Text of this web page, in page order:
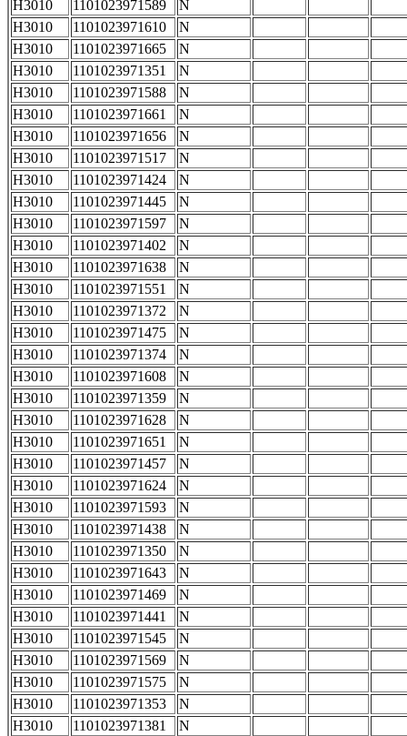
H3010
1101023971589
N
H3010
1101023971610
N
H3010
1101023971665
N
H3010
1101023971351
N
H3010
1101023971588
N
H3010
1101023971661
N
H3010
1101023971656
N
H3010
1101023971517
N
H3010
1101023971424
N
H3010
1101023971445
N
H3010
1101023971597
N
H3010
1101023971402
N
H3010
1101023971638
N
H3010
1101023971551
N
H3010
1101023971372
N
H3010
1101023971475
N
H3010
1101023971374
N
H3010
1101023971608
N
H3010
1101023971359
N
H3010
1101023971628
N
H3010
1101023971651
N
H3010
1101023971457
N
H3010
1101023971624
N
H3010
1101023971593
N
H3010
1101023971438
N
H3010
1101023971350
N
H3010
1101023971643
N
H3010
1101023971469
N
H3010
1101023971441
N
H3010
1101023971545
N
H3010
1101023971569
N
H3010
1101023971575
N
H3010
1101023971353
N
H3010
1101023971381
N